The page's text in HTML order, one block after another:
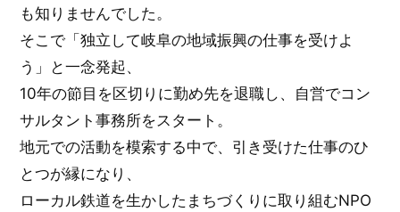
も知りませんでした。
そこで「独立して岐阜の地域振興の仕事を受けよ
う」と一念発起、
10年の節目を区切りに勤め先を退職し、自営でコン
サルタント事務所をスタート。
地元での活動を模索する中で、引き受けた仕事のひ
とつが縁になり、
ローカル鉄道を生かしたまちづくりに取り組むNPO